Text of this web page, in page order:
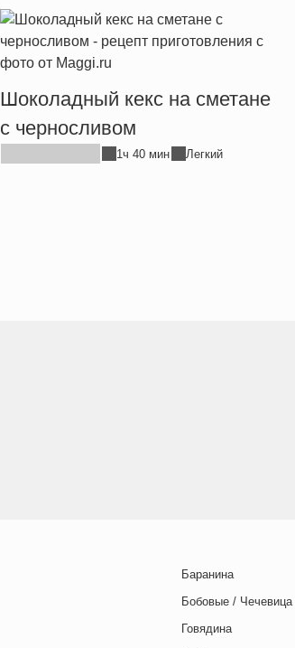
Шоколадный кекс на сметане
с черносливом
1ч 40 мин Легкий
Баранина
Бобовые /
Говядина